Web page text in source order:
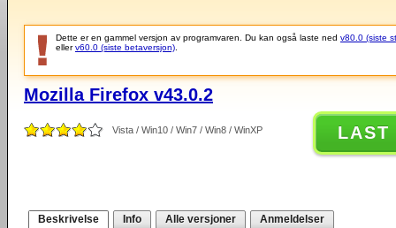
Dette er en gammel versjon av programvaren. Du kan også laste ned v80.0 (siste
ellerv60.0 (siste betaversjon)
Mozilla Firefox v43.0.2
Vista / Win10 / Win7 / Win8 / WinXP LAST
Beskrivelse Info Alle versjoner Anmeldelser